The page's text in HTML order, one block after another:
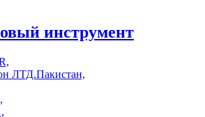
инструмент
ЛТД.Пакистан,